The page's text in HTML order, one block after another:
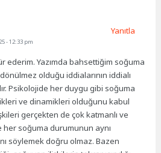
- 12:33 pm
ederim. Yazımda bahsettiğim soğuma
olduğu iddialarının iddialı
Psikolojide her duygu gibi soğuma
ve dinamikleri olduğunu kabul
gerçekten de çok katmanlı ve
her soğuma durumunun aynı
söylemek doğru olmaz. Bazen
Yanıtla